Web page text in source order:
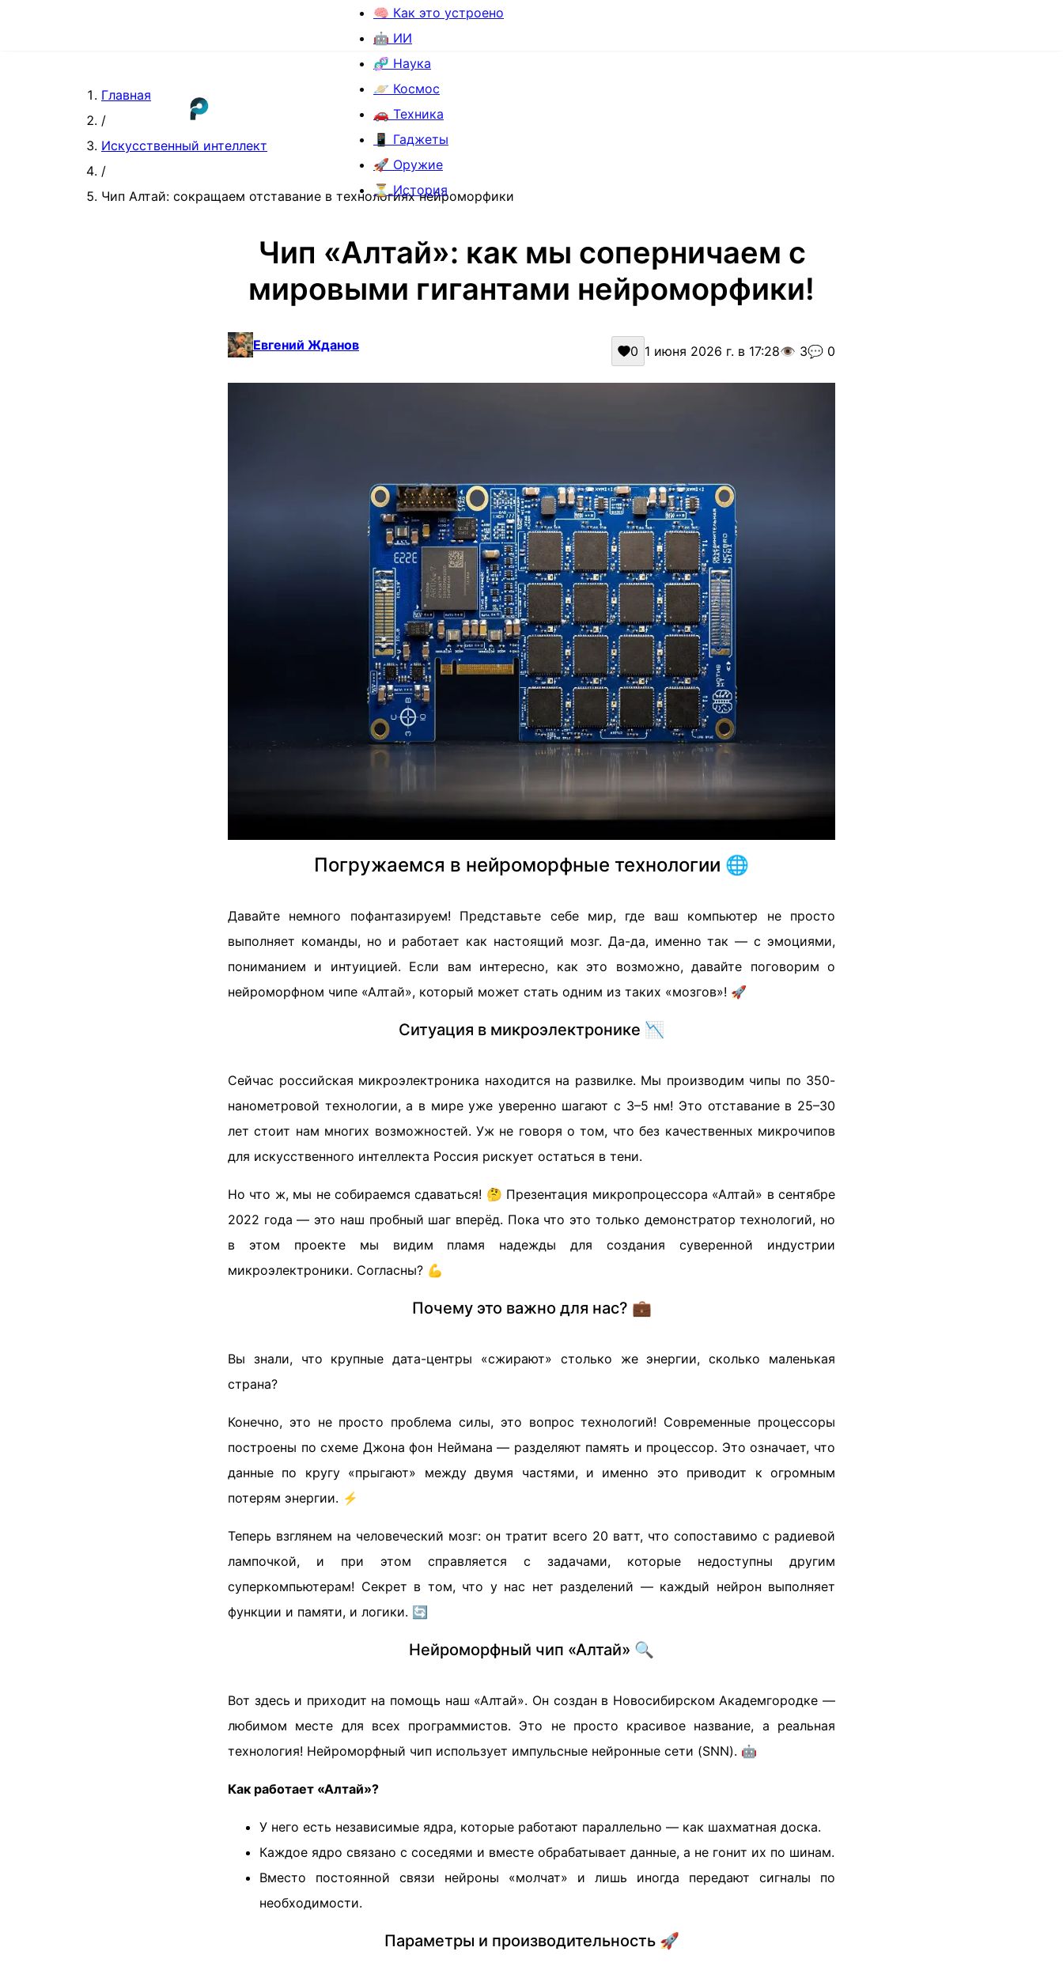
🧠 Как это устроено
🤖 ИИ
🧬 Наука
🪐 Космос
🚗 Техника
📱 Гаджеты
🚀 Оружие
⏳ История
Главная
/
Искусственный интеллект
/
Чип Алтай: сокращаем отставание в технологиях нейроморфики
Чип «Алтай»: как мы соперничаем с
мировыми гигантами нейроморфики!
Евгений Жданов 0 1 июня 2026 г. в 17:28👁️ 3💬 0
Погружаемся в нейроморфные технологии 🌐
Давайте немного пофантазируем! Представьте себе мир, где ваш компьютер не просто
выполняет команды, но и работает как настоящий мозг. Да-да, именно так — с эмоциями,
пониманием и интуицией. Если вам интересно, как это возможно, давайте поговорим о
нейроморфном чипе «Алтай», который может стать одним из таких «мозгов»! 🚀
Ситуация в микроэлектронике 📉
Сейчас российская микроэлектроника находится на развилке. Мы производим чипы по 350-
нанометровой технологии, а в мире уже уверенно шагают с 3–5 нм! Это отставание в 25–30
лет стоит нам многих возможностей. Уж не говоря о том, что без качественных микрочипов
для искусственного интеллекта Россия рискует остаться в тени.
Но что ж, мы не собираемся сдаваться! 🤔 Презентация микропроцессора «Алтай» в сентябре
2022 года — это наш пробный шаг вперёд. Пока что это только демонстратор технологий, но
в этом проекте мы видим пламя надежды для создания суверенной индустрии
микроэлектроники. Согласны? 💪
Почему это важно для нас? 💼
Вы знали, что крупные дата-центры «сжирают» столько же энергии, сколько маленькая
страна?
Конечно, это не просто проблема силы, это вопрос технологий! Современные процессоры
построены по схеме Джона фон Неймана — разделяют память и процессор. Это означает, что
данные по кругу «прыгают» между двумя частями, и именно это приводит к огромным
потерям энергии. ⚡️
Теперь взглянем на человеческий мозг: он тратит всего 20 ватт, что сопоставимо с радиевой
лампочкой, и при этом справляется с задачами, которые недоступны другим
суперкомпьютерам! Секрет в том, что у нас нет разделений — каждый нейрон выполняет
функции и памяти, и логики. 🔄
Нейроморфный чип «Алтай» 🔍
Вот здесь и приходит на помощь наш «Алтай». Он создан в Новосибирском Академгородке —
любимом месте для всех программистов. Это не просто красивое название, а реальная
технология! Нейроморфный чип использует импульсные нейронные сети (SNN). 🤖
Как работает «Алтай»?
У него есть независимые ядра, которые работают параллельно — как шахматная доска.
Каждое ядро связано с соседями и вместе обрабатывает данные, а не гонит их по шинам.
Вместо постоянной связи нейроны «молчат» и лишь иногда передают сигналы по
необходимости.
Параметры и производительность 🚀